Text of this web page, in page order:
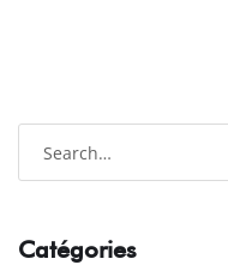
Catégories